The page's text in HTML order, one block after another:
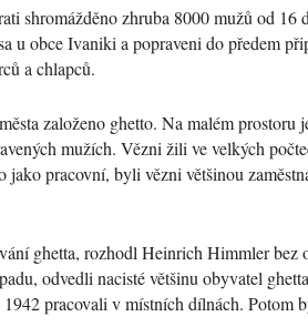
shromážděno zhruba 8000 mužů od 16
u obce Ivaniki a popraveni do předem
a chlapců.
založeno ghetto. Na malém prostoru
mužích. Vězni žili ve velkých
pracovní, byli vězni většinou
ghetta, rozhodl Heinrich Himmler
odvedli nacisté většinu obyvatel
pracovali v místních dílnách. Potom